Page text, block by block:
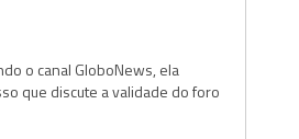
o canal GloboNews, ela
que discute a validade do foro